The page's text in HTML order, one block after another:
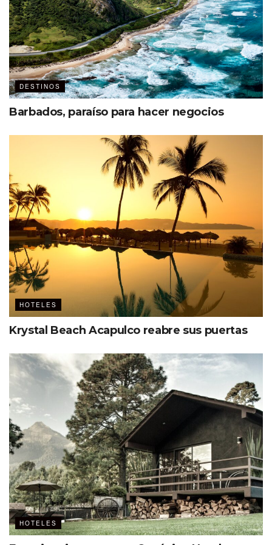
Etiquetas: Poliforum Venues
DESTINOS
Barbados, paraíso para hacer negocios
HOTELES
Krystal Beach Acapulco reabre sus puertas
HOTELES